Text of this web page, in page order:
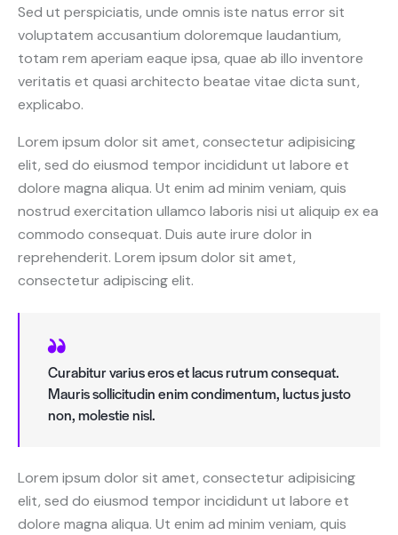
Sed ut perspiciatis, unde omnis iste natus error sit
voluptatem accusantium doloremque laudantium,
totam rem aperiam eaque ipsa, quae ab illo inventore
veritatis et quasi architecto beatae vitae dicta sunt,
explicabo.
Lorem ipsum dolor sit amet, consectetur adipisicing
elit, sed do eiusmod tempor incididunt ut labore et
dolore magna aliqua. Ut enim ad minim veniam, quis
nostrud exercitation ullamco laboris nisi ut aliquip ex ea
commodo consequat. Duis aute irure dolor in
reprehenderit. Lorem ipsum dolor sit amet,
consectetur adipiscing elit.
Curabitur varius eros et lacus rutrum consequat.
Mauris sollicitudin enim condimentum, luctus justo
non, molestie nisl.
Lorem ipsum dolor sit amet, consectetur adipisicing
elit, sed do eiusmod tempor incididunt ut labore et
dolore magna aliqua. Ut enim ad minim veniam, quis